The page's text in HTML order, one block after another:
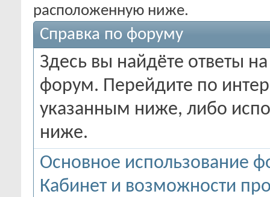
расположенную ниже.
Справка по форуму
Здесь вы найдёте ответы
форум. Перейдите по
указанным ниже, либо
ниже.
Основное использование
Кабинет и возможности